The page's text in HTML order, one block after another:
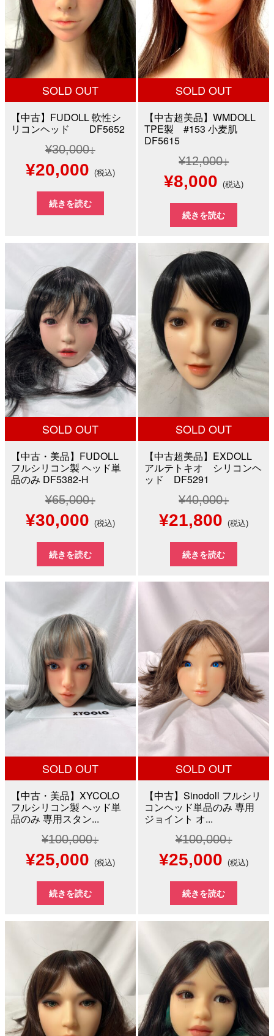
し
た。
で
す。
た。
す。
SOLD OUT
【中古】FUDOLL 軟性シ
リコンヘッド DF5652
¥30,000
元
の
価
格
¥30,000
で
し
た。
¥20,000現
在
の
価
格
は
¥20,000
で
す。
(税込)
続きを読む
SOLD OUT
【中古超美品】WMDOLL
TPE製 #153 小麦肌
DF5615
¥12,000
元
の
価
格
は
¥12,000
で
し
た。
¥8,000 現
在
の
価
格
は
¥8,000
で
す。
(税込)
続きを読む
SOLD OUT
【中古・美品】FUDOLL
フルシリコン製 ヘッド単
品のみ DF5382-H
¥65,000
元
の
価
は
¥65,000
で
し
た。
¥30,000現
在
の
は
¥30,000
で
す。
(税込)
続きを読む
SOLD OUT
【中古超美品】EXDOLL
アルテトキオ シリコンヘ
ッド DF5291
¥40,000
元
の
価
格
¥40,000
で
し
た。
¥21,800 現
在
の
は
で
す。
(税込)
続きを読む
SOLD OUT
【中古・美品】XYCOLO
フルシリコン製 ヘッド単
品のみ 専用スタン...
¥100,000
元
の
価
¥100,000
で
し
¥25,000現
在
の
格
は
¥25,000
で
(税込)
続きを読む
SOLD OUT
【中古】Sinodoll フルシリ
コンヘッド単品のみ 専用
ジョイント オ...
¥100,000
元
の
価
は
¥100,000
で
し
¥25,000 現
在
の
格
は
で
(税込)
続きを読む